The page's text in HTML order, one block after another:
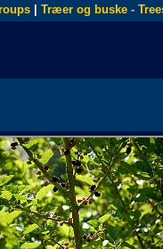
Træer og buske -